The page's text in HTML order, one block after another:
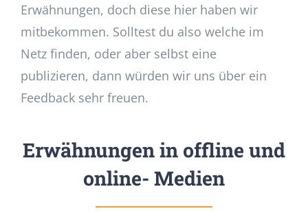
Erwähnungen, doch diese hier haben wir
mitbekommen. Solltest du also welche im
Netz finden, oder aber selbst eine
publizieren, dann würden wir uns über ein
Feedback sehr freuen.
Erwähnungen in offline und
online- Medien